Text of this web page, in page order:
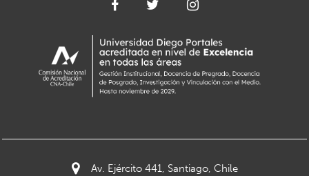
Av. Ejército 441, Santiago, Chile